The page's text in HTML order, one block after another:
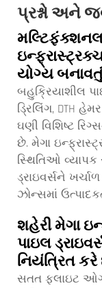
પ્રશ્નો અને
મલ્ટિફંક્શનલ
યોગ્ય
બહુક્રિયાશીલ
ડ્રિલિંગ, DTH
ઘણી વિશિષ્ટ
છે. મેગા
સ્થિતિઓ
ડ્રાઇવર્સને
ઝોન્સમાં
શહેરી મેગા
પાઇલ
નિયંત્રિત કરે
સતત ફ્લાઇટ